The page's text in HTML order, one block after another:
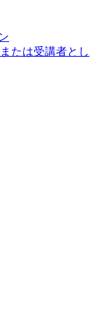
たは受講者とし